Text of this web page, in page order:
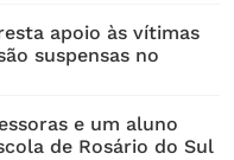
apoio às vítimas
suspensas no
e um aluno
de Rosário do Sul